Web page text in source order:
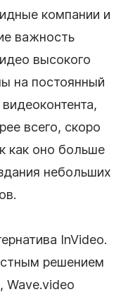
компании и
важность
высокого
на постоянный
всего, скоро
как оно больше
небольших
InVideo.
решением
Wave.video